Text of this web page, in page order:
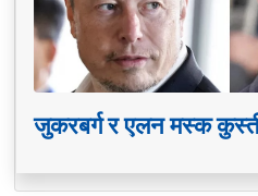
जुकरबर्ग र एलन मस्क